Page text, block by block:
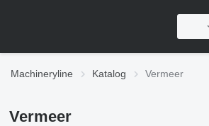
Machineryline Katalog Vermeer
Vermeer